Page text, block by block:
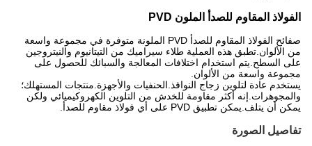
الفولاذ المقاوم للصدأ الملون PVD
صفائح الفولاذ المقاوم للصدأ PVD الملونة متوفرة في مجموعة واسعة
من الألوان.تطبق هذه العملية طلاء سيراميك من التيتانيوم والنيتروجين
على السطح.يتم استخدام اختلافات المعالجة والسبائك للحصول على
مجموعة واسعة من الألوان.
يستخدم عادة لتلوين زجاج النوافذ.الحنفيات والأجهزة.منتجات المستهلك؛
والمجوهرات.إنه أكثر مقاومة للخدش من التلوين الكهروكيميائي ولكن
يمكن أن يتلف.يمكن تطبيق PVD على أي فولاذ مقاوم للصدأ.
تفاصيل الصورة